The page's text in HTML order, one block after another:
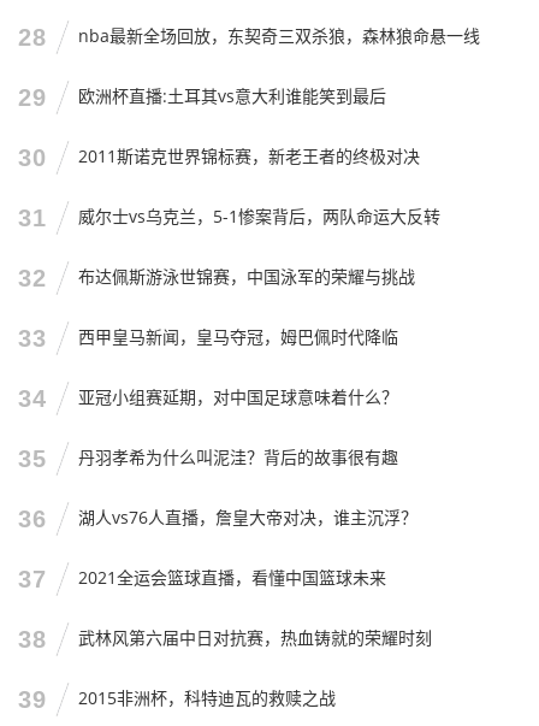
好，别总想着一把梭哈，得精打细算，国足现在的牌面，就
是一手烂牌，但只要不弃牌，只要每一张牌都打出它最大的
价值，哪怕最后输了，咱们也能输得体面点。
给国足一点时间，也给自己一点耐心
国足最新集训名单出炉,这只是开始，接下来的集训、热身
作为球迷,咱们能做的，其实很少，咱们不能上去替他们跑，
也不能替他们射门，咱们能做的，就是在这个关键的时刻，
少一点冷嘲热讽，多一点理性的声音。
如果他们在场上真的散步,真的不拼，那骂也是应该的，那是
了，那咱们就给他们鼓个掌，然后洗洗睡，第二天还得上班
足球,终究只是生活的一部分，它很重要，因为它承载了我们
的情怀；但它也没那么重要，因为它决定不了我们明天的早
希望这次集训,伊万科维奇能带出一支有血性的队伍，希望王
大雷的吼声能震醒沉睡的后防线，希望费南多的速度能撕开
对手的防线，希望年轻的谢文能们能让我们看到未来的哪怕
28 nba最新全场回放，东契奇三双杀狼，森林狼命悬一线
29 欧洲杯直播:土耳其vs意大利谁能笑到最后
30 2011斯诺克世界锦标赛，新老王者的终极对决
31 威尔士vs乌克兰，5-1惨案背后，两队命运大反转
32 布达佩斯游泳世锦赛，中国泳军的荣耀与挑战
33 西甲皇马新闻，皇马夺冠，姆巴佩时代降临
34 亚冠小组赛延期，对中国足球意味着什么？
35 丹羽孝希为什么叫泥洼？背后的故事很有趣
36 湖人vs76人直播，詹皇大帝对决，谁主沉浮？
37 2021全运会篮球直播，看懂中国篮球未来
38 武林风第六届中日对抗赛，热血铸就的荣耀时刻
39 2015非洲杯，科特迪瓦的救赎之战